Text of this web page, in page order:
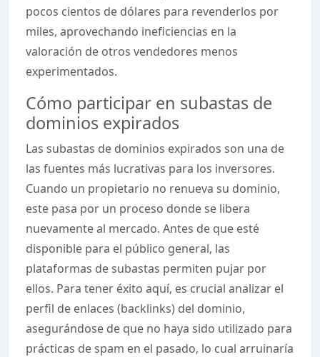
pocos cientos de dólares para revenderlos por
miles, aprovechando ineficiencias en la
valoración de otros vendedores menos
experimentados.
Cómo participar en subastas de
dominios expirados
Las subastas de dominios expirados son una de
las fuentes más lucrativas para los inversores.
Cuando un propietario no renueva su dominio,
este pasa por un proceso donde se libera
nuevamente al mercado. Antes de que esté
disponible para el público general, las
plataformas de subastas permiten pujar por
ellos. Para tener éxito aquí, es crucial analizar el
perfil de enlaces (backlinks) del dominio,
asegurándose de que no haya sido utilizado para
prácticas de spam en el pasado, lo cual arruinaría